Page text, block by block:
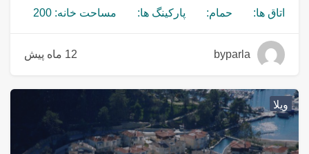
اتاق ها: حمام: پارکینگ ها: مساحت خانه: 200
byparla 12 ماه پیش
ویلا